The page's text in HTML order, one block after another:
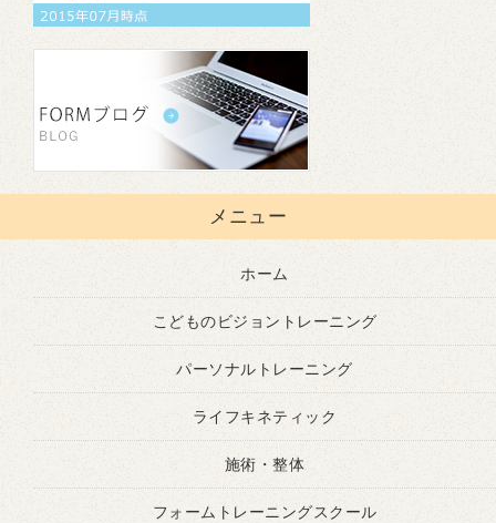
メニュー
ホーム
こどものビジョントレーニング
パーソナルトレーニング
ライフキネティック
施術・整体
フォームトレーニングスクール